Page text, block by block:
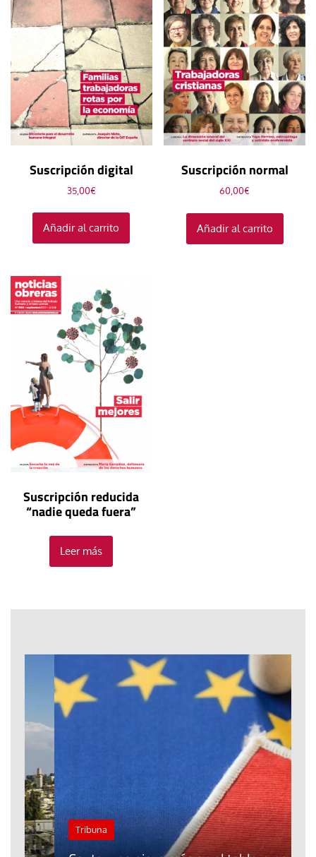
Suscripción digital
35,00€
Añadir al carrito
Suscripción normal
60,00€
Añadir al carrito
Suscripción reducida
“nadie queda fuera”
Leer más
Tribuna